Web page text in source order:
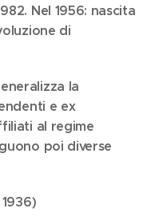
Nel 1956: nascita
di
la
e ex
al regime
poi diverse